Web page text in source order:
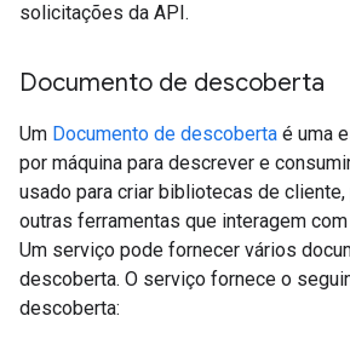
solicitações da API.
Documento de descoberta
Um Documento de descoberta é uma
por máquina para descrever e
usado para criar bibliotecas de
outras ferramentas que interagem
Um serviço pode fornecer vários
descoberta. O serviço fornece o
descoberta: